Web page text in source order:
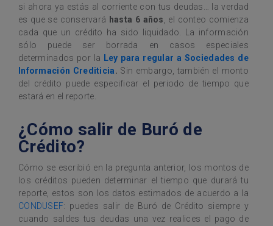
si ahora ya estás al corriente con tus deudas… la verdad
es que se conservará hasta 6 años
, el conteo comienza
cada que un crédito ha sido liquidado. La información
sólo puede ser borrada en casos especiales
determinados por la Ley para regular a Sociedades de
Información Crediticia. Sin embargo, también el monto
del crédito puede especificar el periodo de tiempo que
estará en el reporte.
¿Cómo salir de Buró de
Crédito?
Cómo se escribió en la pregunta anterior, los montos de
los créditos pueden determinar el tiempo que durará tu
reporte, estos son los datos estimados de acuerdo a la
CONDUSEF: puedes salir de Buró de Crédito siempre y
cuando saldes tus deudas una vez realices el pago de